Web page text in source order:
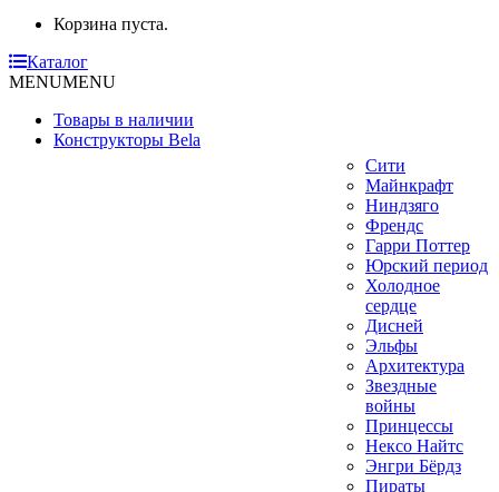
Корзина пуста.
Каталог
MENUMENU
Товары в наличии
Конструкторы Bela
Сити
Майнкрафт
Ниндзяго
Френдс
Гарри Поттер
Юрский период
Холодное
сердце
Дисней
Эльфы
Архитектура
Звездные
войны
Принцессы
Нексо Найтс
Энгри Бёрдз
Пираты